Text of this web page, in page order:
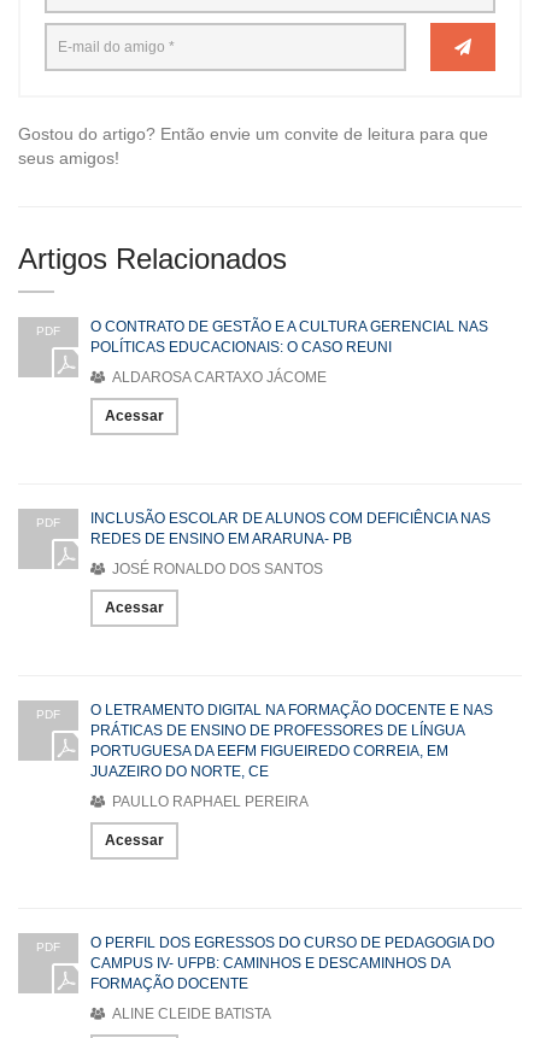
Gostou do artigo? Então envie um convite de leitura para que
seus amigos!
Artigos Relacionados
PDF
O CONTRATO DE GESTÃO E A CULTURA GERENCIAL NAS
POLÍTICAS EDUCACIONAIS: O CASO REUNI
ALDAROSA CARTAXO JÁCOME
Acessar
PDF
INCLUSÃO ESCOLAR DE ALUNOS COM DEFICIÊNCIA NAS
REDES DE ENSINO EM ARARUNA- PB
JOSÉ RONALDO DOS SANTOS
Acessar
PDF
O LETRAMENTO DIGITAL NA FORMAÇÃO DOCENTE E NAS
PRÁTICAS DE ENSINO DE PROFESSORES DE LÍNGUA
PORTUGUESA DA EEFM FIGUEIREDO CORREIA, EM
JUAZEIRO DO NORTE, CE
PAULLO RAPHAEL PEREIRA
Acessar
PDF
O PERFIL DOS EGRESSOS DO CURSO DE PEDAGOGIA DO
CAMPUS IV- UFPB: CAMINHOS E DESCAMINHOS DA
FORMAÇÃO DOCENTE
ALINE CLEIDE BATISTA